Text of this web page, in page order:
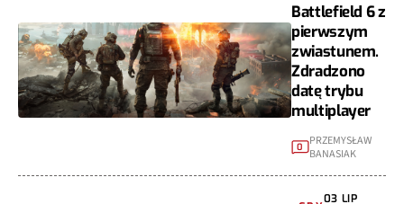
Battlefield 6 z
pierwszym
zwiastunem.
Zdradzono
datę trybu
multiplayer
0
PRZEMYSŁAW
BANASIAK
03 LIP